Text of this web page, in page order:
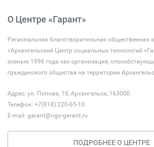
О Центре «Гарант»
Региональная благотворительная общественная
«Архангельский Центр социальных технологий
осенью 1996 года как организация,
гражданского общества на территории
Адрес: ул. Попова, 18, Архангельск, 163000
Телефон: +7(818) 220-65-10
E-mail: garant@ngo-garant.ru
ПОДРОБНЕЕ О ЦЕНТРЕ